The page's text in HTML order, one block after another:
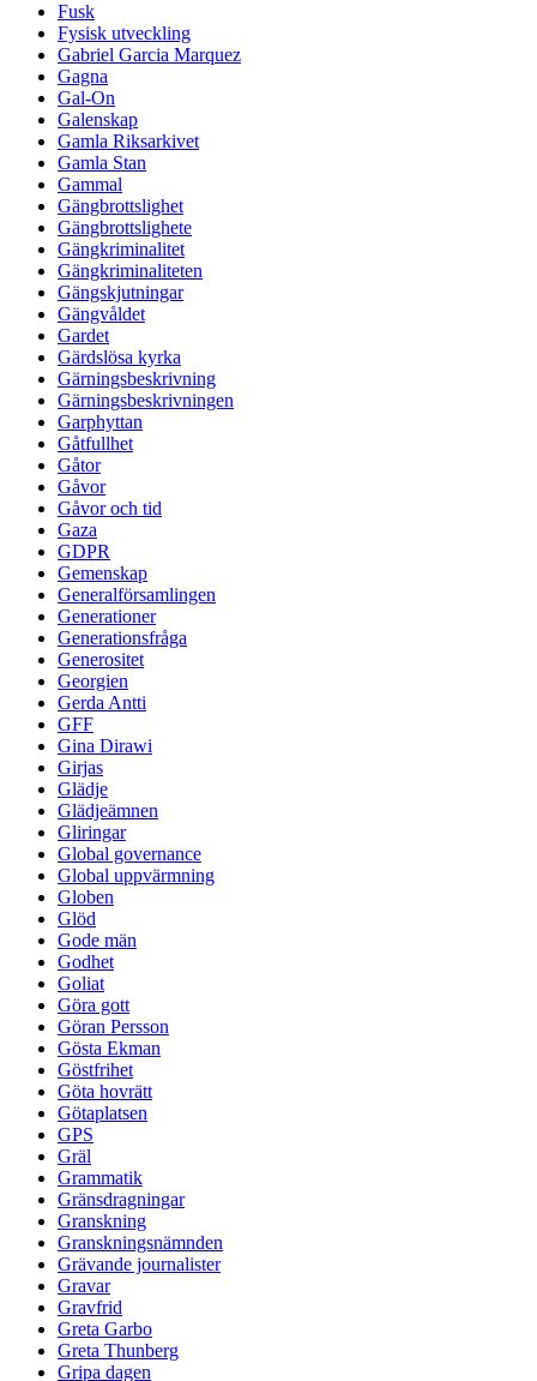
Fusk
Fysisk utveckling
Gabriel Garcia Marquez
Gagna
Gal-On
Galenskap
Gamla Riksarkivet
Gamla Stan
Gammal
Gängbrottslighet
Gängbrottslighete
Gängkriminalitet
Gängkriminaliteten
Gängskjutningar
Gängvåldet
Gardet
Gärdslösa kyrka
Gärningsbeskrivning
Gärningsbeskrivningen
Garphyttan
Gåtfullhet
Gåtor
Gåvor
Gåvor och tid
Gaza
GDPR
Gemenskap
Generalförsamlingen
Generationer
Generationsfråga
Generositet
Georgien
Gerda Antti
GFF
Gina Dirawi
Girjas
Glädje
Glädjeämnen
Gliringar
Global governance
Global uppvärmning
Globen
Glöd
Gode män
Godhet
Goliat
Göra gott
Göran Persson
Gösta Ekman
Göstfrihet
Göta hovrätt
Götaplatsen
GPS
Gräl
Grammatik
Gränsdragningar
Granskning
Granskningsnämnden
Grävande journalister
Gravar
Gravfrid
Greta Garbo
Greta Thunberg
Gripa dagen